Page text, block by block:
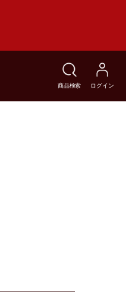
商品検索 ログイン